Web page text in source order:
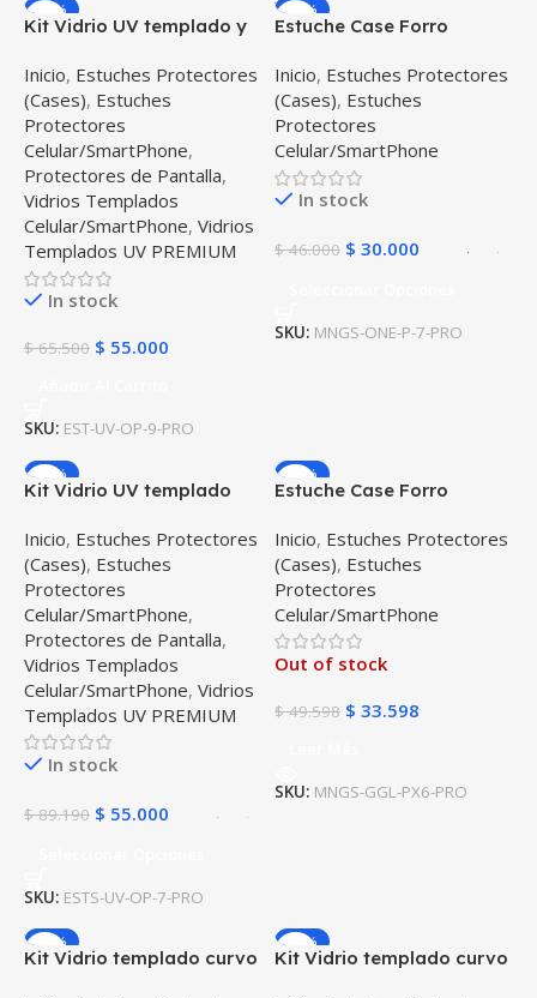
-16%
Kit Vidrio UV templado y
Oneplus 9 Pro
Inicio, Estuches Protectores
(Cases), Estuches
Protectores
Celular/SmartPhone,
Protectores de Pantalla,
Vidrios Templados
Celular/SmartPhone, Vidrios
Templados UV PREMIUM
In stock
$65.500 $ 55.000
SKU: EST-UV-OP-9-PRO
-35%
Estuche Case Forro
Delgada y suave para
Celular Smartphone
Oneplus 7 Pro
Inicio, Estuches Protectores
(Cases), Estuches
Protectores
Celular/SmartPhone
In stock
$46.000 $ 30.000
SKU: MNGS-ONE-P-7-PRO
-38%
Kit Vidrio UV templado
Forro Protector para
Celular Oneplus 7 Pro
Inicio, Estuches Protectores
(Cases), Estuches
Protectores
Celular/SmartPhone,
Protectores de Pantalla,
Vidrios Templados
Celular/SmartPhone, Vidrios
Templados UV PREMIUM
In stock
$89.190 $ 55.000
SKU: ESTS-UV-OP-7-PRO
-32%
Estuche Case Forro
Delgada y suave para
Celular Smartphone
Google Pixel 6 Pro
Inicio, Estuches Protectores
(Cases), Estuches
Protectores
Celular/SmartPhone
Out of stock
$49.598 $ 33.598
SKU: MNGS-GGL-PX6-PRO
-30%
Kit Vidrio templado curvo
-30%
Kit Vidrio templado curvo